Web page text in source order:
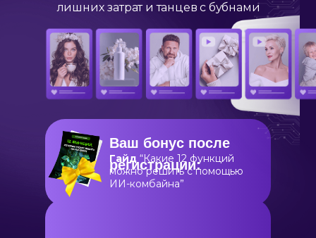
Ваш бонус после
регистрации:
Гайд “Какие 12 функций
можно решить с помощью
ИИ-комбайна”
лишних затрат и танцев с бубнами